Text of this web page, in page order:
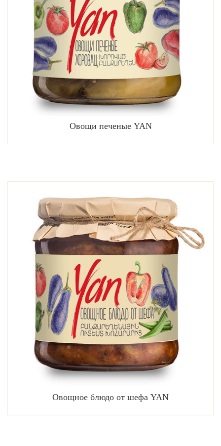
Овощи печеные YAN
Овощное блюдо от шефа YAN